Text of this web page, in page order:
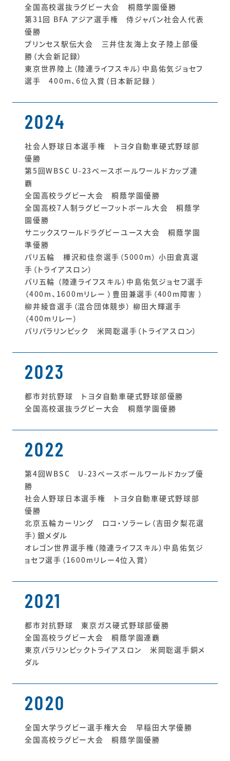
全国高校選抜ラグビー大会 桐蔭学園優勝
第31回 BFA アジア選手権 侍ジャパン社会人代表
優勝
プリンセス駅伝大会 三井住友海上女子陸上部優
勝（大会新記録）
東京世界陸上（陸連ライフスキル）中島佑気ジョセフ
選手 400m、6位入賞（日本新記録 ）
2024
社会人野球日本選手権 トヨタ自動車硬式野球部
優勝
第5回WBSC U-23ベースボールワールドカップ連
覇
全国高校ラグビー大会 桐蔭学園優勝
全国高校7人制ラグビーフットボール大会 桐蔭学
園優勝
サニックスワールドラグビーユース大会 桐蔭学園
準優勝
パリ五輪 樺沢和佳奈選手（5000m） 小田倉真選
手（トライアスロン）
パリ五輪 （陸連ライフスキル）中島佑気ジョセフ選手
（400m、1600mリレー ）豊田兼選手（400m障害 ）
柳井綾音選手（混合団体競歩） 柳田大輝選手
（400mリレー）
パリパラリンピック 米岡聡選手（トライアスロン）
2023
都市対抗野球 トヨタ自動車硬式野球部優勝
全国高校選抜ラグビー大会 桐蔭学園優勝
2022
第4回WBSC U-23ベースボールワールドカップ優
勝
社会人野球日本選手権 トヨタ自動車硬式野球部
優勝
北京五輪カーリング ロコ・ソラーレ（吉田夕梨花選
手）銀メダル
オレゴン世界選手権（陸連ライフスキル）中島佑気ジ
ョセフ選手（1600mリレー4位入賞）
2021
都市対抗野球 東京ガス硬式野球部優勝
全国高校ラグビー大会 桐蔭学園連覇
東京パラリンピックトライアスロン 米岡聡選手銅メ
ダル
2020
全国大学ラグビー選手権大会 早稲田大学優勝
全国高校ラグビー大会 桐蔭学園優勝